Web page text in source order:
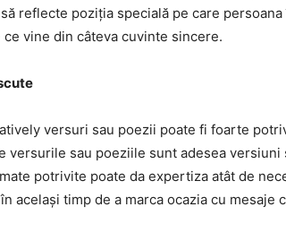
reflecte poziția specială pe care persoana
vine din câteva cuvinte sincere.
versuri sau poezii poate fi foarte
versurile sau poeziile sunt adesea versiuni
potrivite poate da expertiza atât de
același timp de a marca ocazia cu mesaje